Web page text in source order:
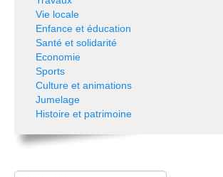
Vie locale
Enfance et éducation
Santé et solidarité
Economie
Sports
Culture et animations
Jumelage
Histoire et patrimoine
Rechercher